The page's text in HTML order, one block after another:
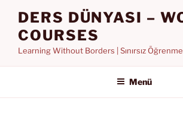
DERS DÜNYASI –
COURSES
Learning Without Borders | Sınırsız Öğrenme
Menü